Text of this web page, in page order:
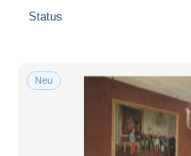
Status
Neu